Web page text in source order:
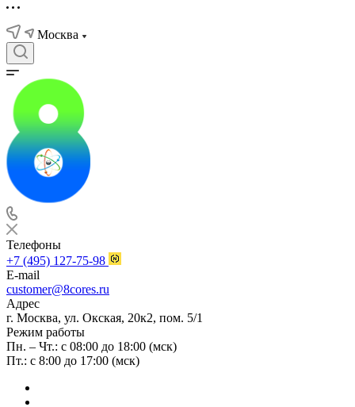
Москва
Телефоны
+7 (495) 127-75-98
E-mail
customer@8cores.ru
Адрес
г. Москва, ул. Окская, 20к2, пом. 5/1
Режим работы
Пн. – Чт.: с 08:00 до 18:00 (мск)
Пт.: с 8:00 до 17:00 (мск)